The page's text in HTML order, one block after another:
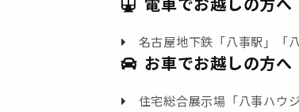
電車でお越しの方へ
名古屋地下鉄「八事駅」「
お車でお越しの方へ
住宅総合展示場「八事ハウ